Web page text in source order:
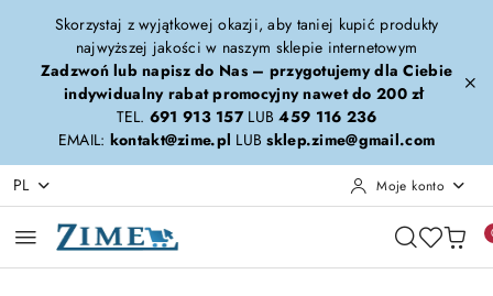
Przejdź do treści głównej
Przejdź do wyszukiwarki
Przejdź do moje konto
Przejdź do menu głównego
Przejdź do opisu produktu
Przejdź do stopki
Skorzystaj z wyjątkowej okazji, aby taniej kupić produkty
najwyższej jakości w naszym sklepie internetowym
Zadzwoń lub napisz do Nas – przygotujemy dla Ciebie
indywidualny rabat promocyjny nawet do 200 zł
TEL. 691 913 157LUB459 116 236
EMAIL: kontakt@zime.pl LUBsklep.zime@gmail.com
PL Moje konto